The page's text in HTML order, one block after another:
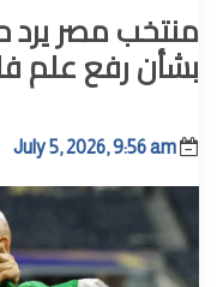
منتخب مصر
بشأن رفع علم
July 5, 2026, 9:56 am